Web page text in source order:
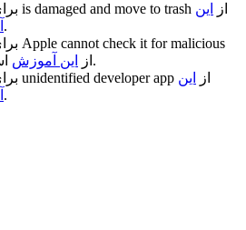
is damaged and move to trash از
این
استفاده کنید.
Apple cannot check it for malicious
از این آموزش
استفاده کنید.
unidentified developer app از
این
استفاده کنید.